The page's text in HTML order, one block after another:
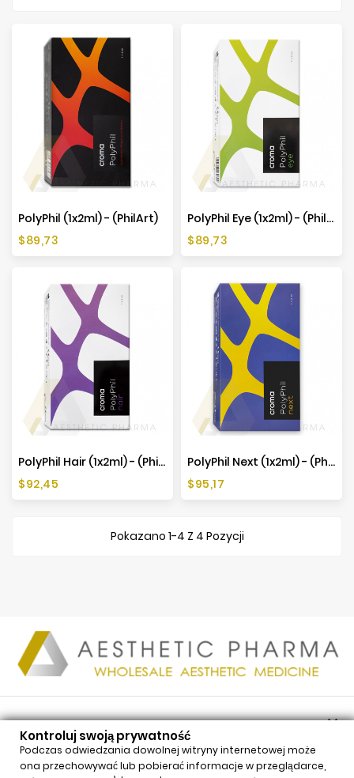
PolyPhil (1x2ml) - (PhilArt)
Cena
$89,73
PolyPhil Eye (1x2ml) - (PhilArt)
Cena
$89,73
PolyPhil Hair (1x2ml) - (PhilArt)
Cena
$92,45
PolyPhil Next (1x2ml) - (PhilArt)
Cena
$95,17
Pokazano 1-4 Z 4 Pozycji
PRODUKTY 
NASZA FIRMA
TWOJE KONTO 
Kontroluj swoją prywatność
Podczas odwiedzania dowolnej witryny internetowej może
ona przechowywać lub pobierać informacje w przeglądarce,